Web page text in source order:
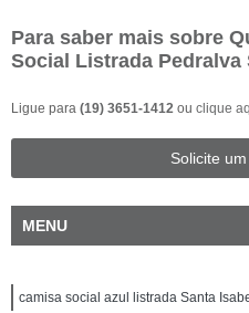
Para saber mais sobre
Social Listrada Pedralva
Ligue para (19) 3651-1412 ou clique
Solicite
MENU
camisa social azul listrada Santa